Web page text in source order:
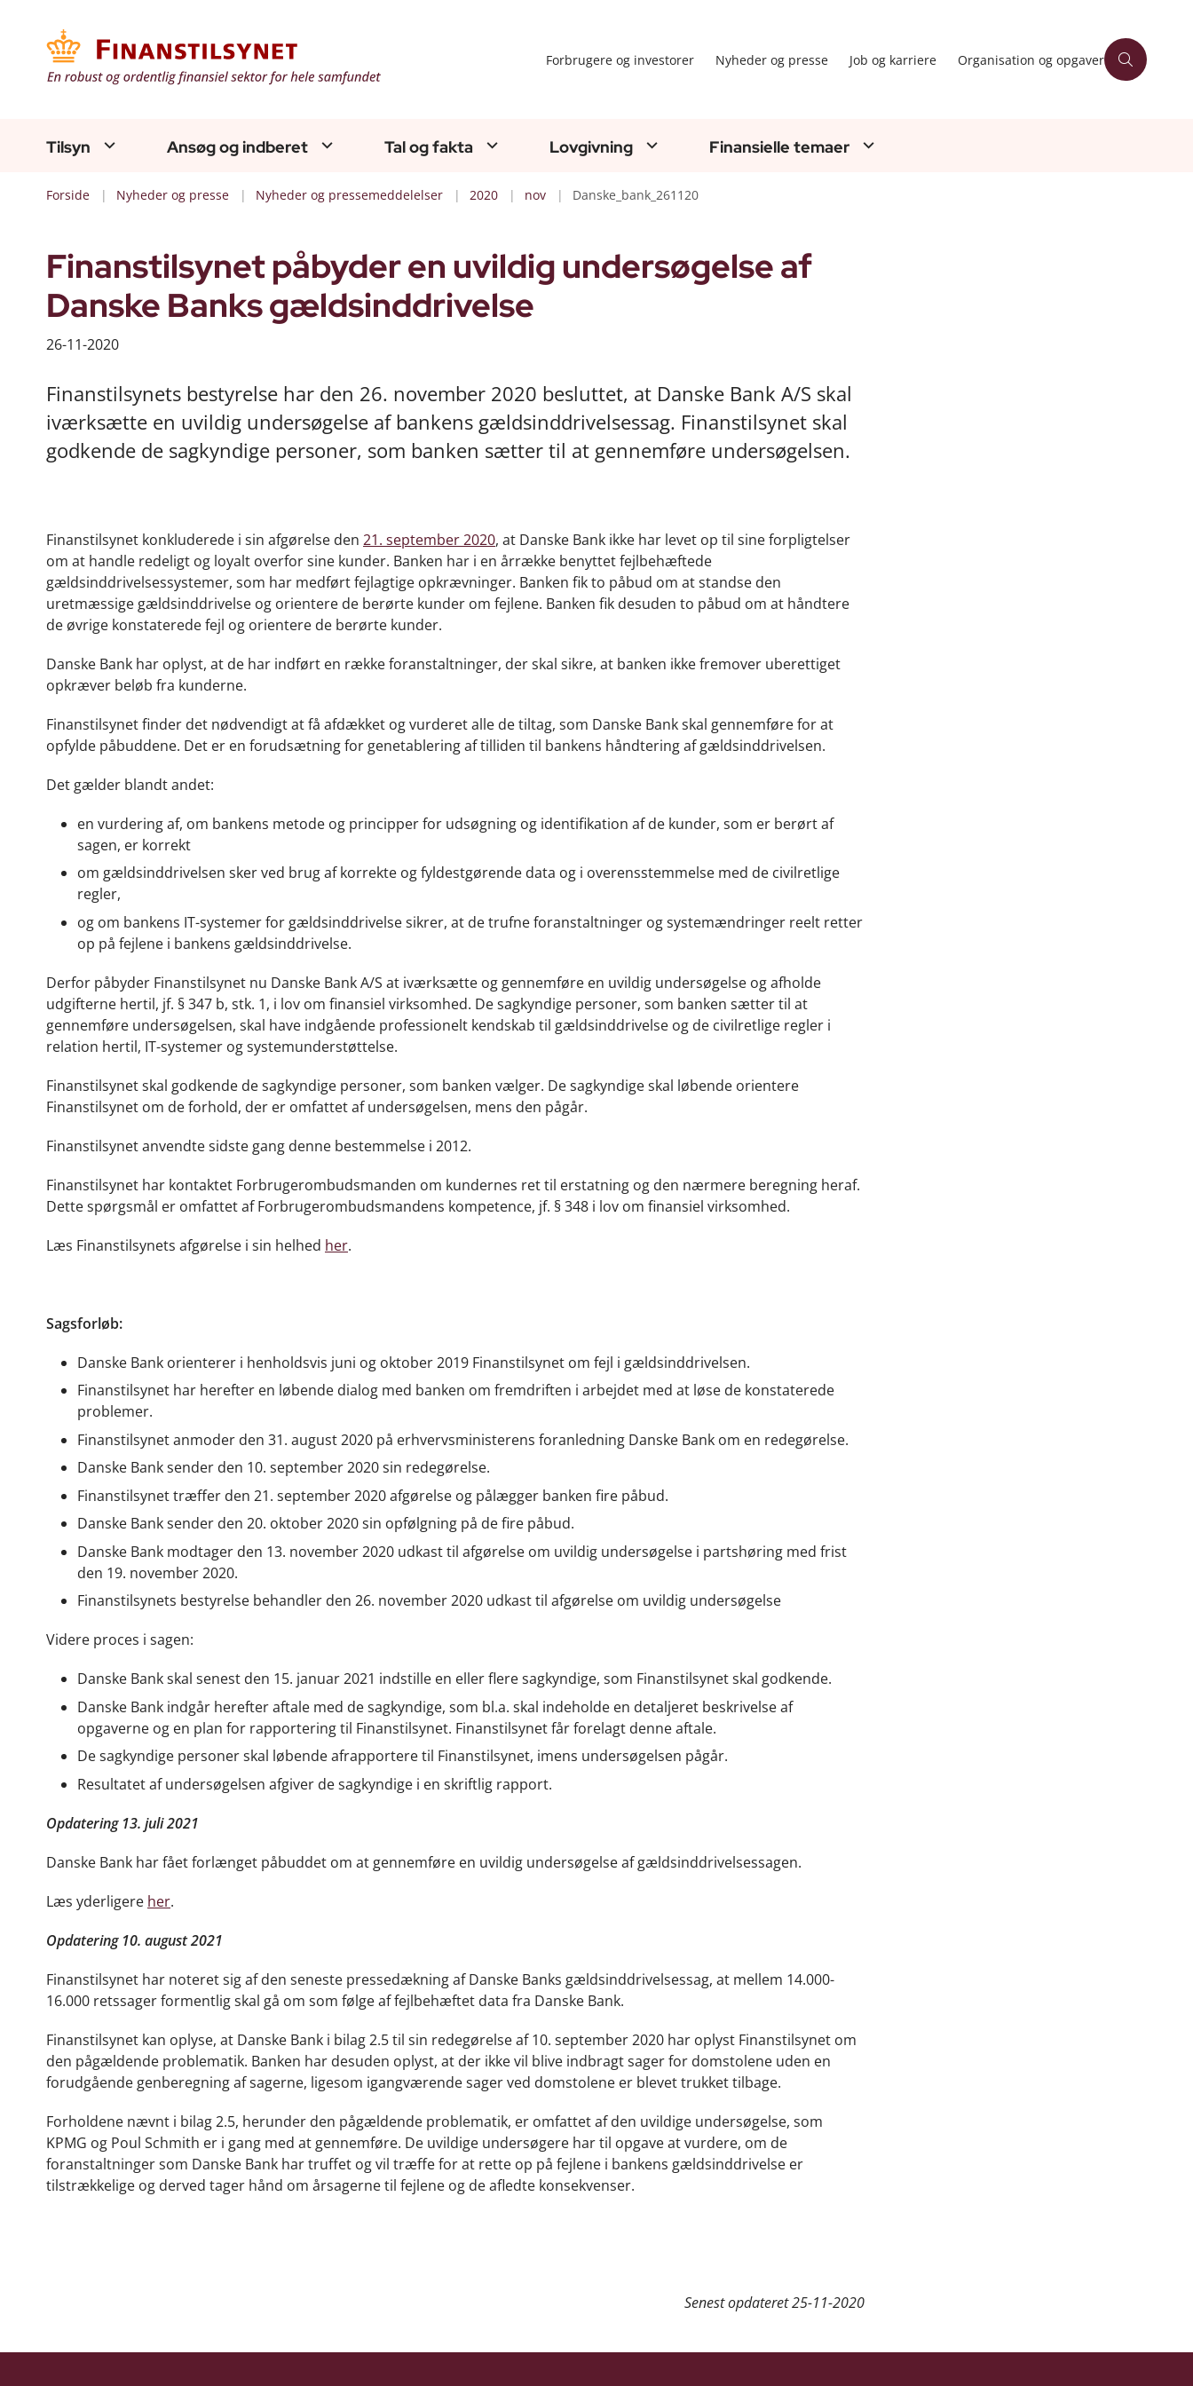
Forbrugere og investorer Nyheder og presse Job og karriere Organisation og opgaver
Tilsyn Ansøg og indberet Tal og fakta Lovgivning Finansielle temaer
Forside Nyheder og presse Nyheder og pressemeddelelser 2020 nov Danske_bank_261120
Finanstilsynet påbyder en uvildig undersøgelse af
Danske Banks gældsinddrivelse
26-11-2020
Finanstilsynets bestyrelse har den 26. november 2020 besluttet, at Danske Bank A/S skal
iværksætte en uvildig undersøgelse af bankens gældsinddrivelsessag. Finanstilsynet skal
godkende de sagkyndige personer, som banken sætter til at gennemføre undersøgelsen.
Finanstilsynet konkluderede i sin afgørelse den 21. september 2020, at Danske Bank ikke har levet op til sine forpligtelser
om at handle redeligt og loyalt overfor sine kunder. Banken har i en årrække benyttet fejlbehæftede
gældsinddrivelsessystemer, som har medført fejlagtige opkrævninger. Banken fik to påbud om at standse den
uretmæssige gældsinddrivelse og orientere de berørte kunder om fejlene. Banken fik desuden to påbud om at håndtere
de øvrige konstaterede fejl og orientere de berørte kunder.
Danske Bank har oplyst, at de har indført en række foranstaltninger, der skal sikre, at banken ikke fremover uberettiget
opkræver beløb fra kunderne.
Finanstilsynet finder det nødvendigt at få afdækket og vurderet alle de tiltag, som Danske Bank skal gennemføre for at
opfylde påbuddene. Det er en forudsætning for genetablering af tilliden til bankens håndtering af gældsinddrivelsen.
Det gælder blandt andet:
en vurdering af, om bankens metode og principper for udsøgning og identifikation af de kunder, som er berørt af
sagen, er korrekt
om gældsinddrivelsen sker ved brug af korrekte og fyldestgørende data og i overensstemmelse med de civilretlige
regler,
og om bankens IT-systemer for gældsinddrivelse sikrer, at de trufne foranstaltninger og systemændringer reelt retter
op på fejlene i bankens gældsinddrivelse.
Derfor påbyder Finanstilsynet nu Danske Bank A/S at iværksætte og gennemføre en uvildig undersøgelse og afholde
udgifterne hertil, jf. § 347 b, stk. 1, i lov om finansiel virksomhed. De sagkyndige personer, som banken sætter til at
gennemføre undersøgelsen, skal have indgående professionelt kendskab til gældsinddrivelse og de civilretlige regler i
relation hertil, IT-systemer og systemunderstøttelse.
Finanstilsynet skal godkende de sagkyndige personer, som banken vælger. De sagkyndige skal løbende orientere
Finanstilsynet om de forhold, der er omfattet af undersøgelsen, mens den pågår.
Finanstilsynet anvendte sidste gang denne bestemmelse i 2012.
Finanstilsynet har kontaktet Forbrugerombudsmanden om kundernes ret til erstatning og den nærmere beregning heraf.
Dette spørgsmål er omfattet af Forbrugerombudsmandens kompetence, jf. § 348 i lov om finansiel virksomhed.
Læs Finanstilsynets afgørelse i sin helhed her.
Sagsforløb:
Danske Bank orienterer i henholdsvis juni og oktober 2019 Finanstilsynet om fejl i gældsinddrivelsen.
Finanstilsynet har herefter en løbende dialog med banken om fremdriften i arbejdet med at løse de konstaterede
problemer.
Finanstilsynet anmoder den 31. august 2020 på erhvervsministerens foranledning Danske Bank om en redegørelse.
Danske Bank sender den 10. september 2020 sin redegørelse.
Finanstilsynet træffer den 21. september 2020 afgørelse og pålægger banken fire påbud.
Danske Bank sender den 20. oktober 2020 sin opfølgning på de fire påbud.
Danske Bank modtager den 13. november 2020 udkast til afgørelse om uvildig undersøgelse i partshøring med frist
den 19. november 2020.
Finanstilsynets bestyrelse behandler den 26. november 2020 udkast til afgørelse om uvildig undersøgelse
Videre proces i sagen:
Danske Bank skal senest den 15. januar 2021 indstille en eller flere sagkyndige, som Finanstilsynet skal godkende.
Danske Bank indgår herefter aftale med de sagkyndige, som bl.a. skal indeholde en detaljeret beskrivelse af
opgaverne og en plan for rapportering til Finanstilsynet. Finanstilsynet får forelagt denne aftale.
De sagkyndige personer skal løbende afrapportere til Finanstilsynet, imens undersøgelsen pågår.
Resultatet af undersøgelsen afgiver de sagkyndige i en skriftlig rapport.
Opdatering 13. juli 2021
Danske Bank har fået forlænget påbuddet om at gennemføre en uvildig undersøgelse af gældsinddrivelsessagen.
Læs yderligere her.
Opdatering 10. august 2021
Finanstilsynet har noteret sig af den seneste pressedækning af Danske Banks gældsinddrivelsessag, at mellem 14.000-
16.000 retssager formentlig skal gå om som følge af fejlbehæftet data fra Danske Bank.
Finanstilsynet kan oplyse, at Danske Bank i bilag 2.5 til sin redegørelse af 10. september 2020 har oplyst Finanstilsynet om
den pågældende problematik. Banken har desuden oplyst, at der ikke vil blive indbragt sager for domstolene uden en
forudgående genberegning af sagerne, ligesom igangværende sager ved domstolene er blevet trukket tilbage.
Forholdene nævnt i bilag 2.5, herunder den pågældende problematik, er omfattet af den uvildige undersøgelse, som
KPMG og Poul Schmith er i gang med at gennemføre. De uvildige undersøgere har til opgave at vurdere, om de
foranstaltninger som Danske Bank har truffet og vil træffe for at rette op på fejlene i bankens gældsinddrivelse er
tilstrækkelige og derved tager hånd om årsagerne til fejlene og de afledte konsekvenser.
Senest opdateret25-11-2020